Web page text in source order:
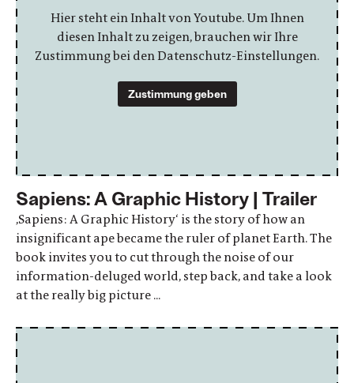
Hier steht ein Inhalt von Youtube. Um Ihnen
diesen Inhalt zu zeigen, brauchen wir Ihre
Zustimmung bei den Datenschutz-Einstellungen.
Zustimmung geben
Sapiens: A Graphic History | Trailer
,Sapiens: A Graphic History‘ is the story of how an
insignificant ape became the ruler of planet Earth. The
book invites you to cut through the noise of our
information-deluged world, step back, and take a look
at the really big picture ...